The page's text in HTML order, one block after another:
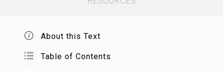
About this Text
Table of Contents